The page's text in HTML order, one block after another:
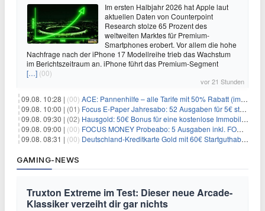
Im ersten Halbjahr 2026 hat Apple laut
aktuellen Daten von Counterpoint
Research stolze 65 Prozent des
weltweiten Marktes für Premium-
Smartphones erobert. Vor allem die hohe
Nachfrage nach der iPhone 17 Modellreihe trieb das Wachstum
im Berichtszeitraum an. iPhone führt das Premium-Segment
[…] (00)
vor 21 Stunden
09.08. 10:28 | (00) ACE: Pannenhilfe – alle Tarife mit 50% Rabatt (im ersten Jahr)
09.08. 10:00 | (01) Focus E-Paper Jahresabo: 52 Ausgaben für 5€ statt 207,48€ – per Formular kündbar!
09.08. 09:30 | (02) Hausgold: 50€ Bonus für eine kostenlose Immobilienbewertung
09.08. 09:00 | (00) FOCUS MONEY Probeabo: 5 Ausgaben inkl. FOCUS+ Zugang für 5€
09.08. 08:31 | (00) Deutschland-Kreditkarte Gold mit 60€ Startguthaben (45€ Gewinn)
GAMING-NEWS
Truxton Extreme im Test: Dieser neue Arcade-
Klassiker verzeiht dir gar nichts